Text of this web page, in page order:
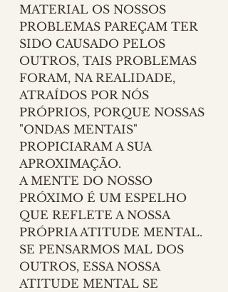
MATERIAL OS NOSSOS
PROBLEMAS PAREÇAM TER
SIDO CAUSADO PELOS
OUTROS, TAIS PROBLEMAS
FORAM, NA REALIDADE,
ATRAÍDOS POR NÓS
PRÓPRIOS, PORQUE NOSSAS
"ONDAS MENTAIS"
PROPICIARAM A SUA
APROXIMAÇÃO.
A MENTE DO NOSSO
PRÓXIMO É UM ESPELHO
QUE REFLETE A NOSSA
PRÓPRIA ATITUDE MENTAL.
SE PENSARMOS MAL DOS
OUTROS, ESSA NOSSA
ATITUDE MENTAL SE